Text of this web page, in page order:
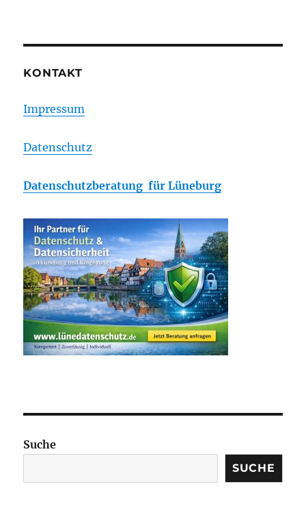
KONTAKT
Impressum
Datenschutz
Datenschutzberatung für Lüneburg
Suche
SUCHE